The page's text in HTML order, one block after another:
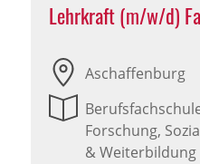
Lehrkraft (m/w/d)
Aschaffenburg
Forschung,
& Weiterbildung